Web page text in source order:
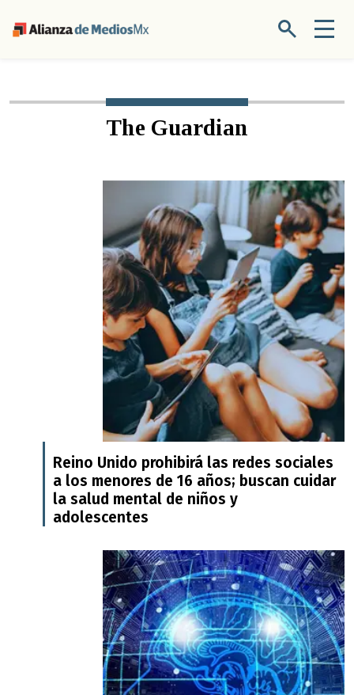
The Guardian
Reino Unido prohibirá las redes sociales
a los menores de 16 años; buscan cuidar
la salud mental de niños y
adolescentes